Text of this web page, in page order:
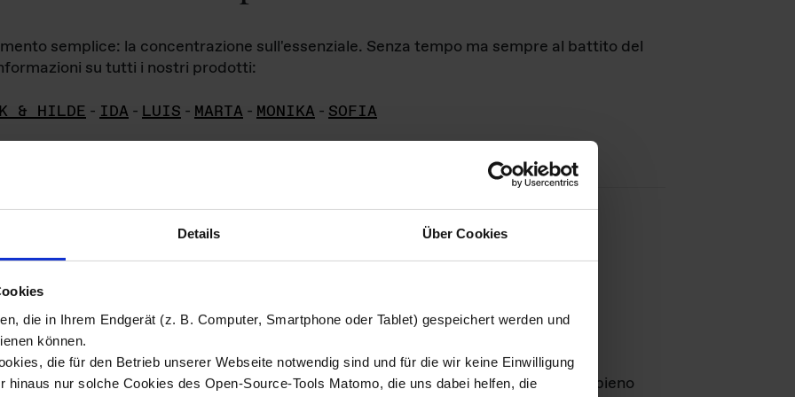
Details Über Cookies
die in Ihrem Endgerät (z. B. Computer, Smartphone oder Tablet) gespeichert werden und
können.
die für den Betrieb unserer Webseite notwendig sind und für die wir keine Einwilligung
hinaus nur solche Cookies des Open-Source-Tools Matomo, die uns dabei helfen, die
semplice: la concentrazione sull'essenziale. Senza tempo ma sempre al battito del
su tutti i nostri prodotti:
& HILDE - IDA - LUIS - MARTA - MONIKA - SOFIA
di immagini
materiale fotografico sono detenuti daDas ganze LebenGmbH e rimangono in pieno